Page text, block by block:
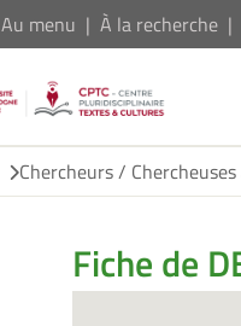
Au menu À la recherche
Chercheurs / Chercheuses
Fiche de